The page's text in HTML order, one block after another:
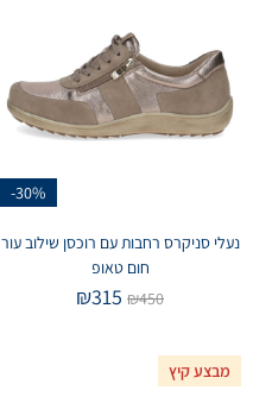
-30%
נעלי סניקרס רחבות עם רוכסן שילוב עור
חום טאופ
₪450
₪315
מבצע קיץ